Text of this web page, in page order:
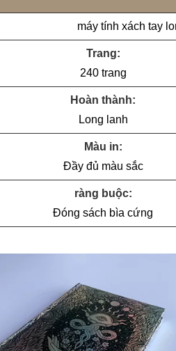
máy tính xách tay
Trang:
240 trang
Hoàn thành:
Long lanh
Màu in:
Đầy đủ màu sắc
ràng buộc:
Đóng sách bìa cứng